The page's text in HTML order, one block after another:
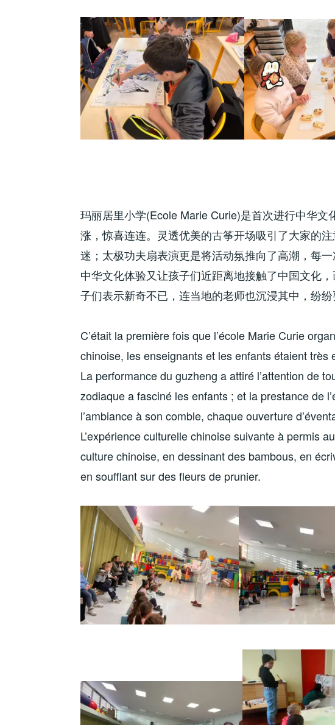
玛丽居里小学(Ecole Marie Curie)是首次进行中华文
涨，惊喜连连。灵透优美的古筝开场吸引了大家的
迷；太极功夫扇表演更是将活动氛推向了高潮，每
中华文化体验又让孩子们近距离地接触了中国文化
子们表示新奇不已，连当地的老师也沉浸其中，纷纷
C’était la première fois que l’école Marie Curie
chinoise, les enseignants et les enfants étaient
La performance du guzheng a attiré l’attention de
zodiaque a fasciné les enfants ; et la prestance de
l’ambiance à son comble, chaque ouverture
L’expérience culturelle chinoise suivante à permis
culture chinoise, en dessinant des bambous, en
en soufflant sur des fleurs de prunier.